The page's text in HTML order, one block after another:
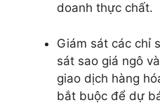
doanh thực chất.
Giám sát các chỉ
sát sao giá ngô
giao dịch hàng
bắt buộc để dự